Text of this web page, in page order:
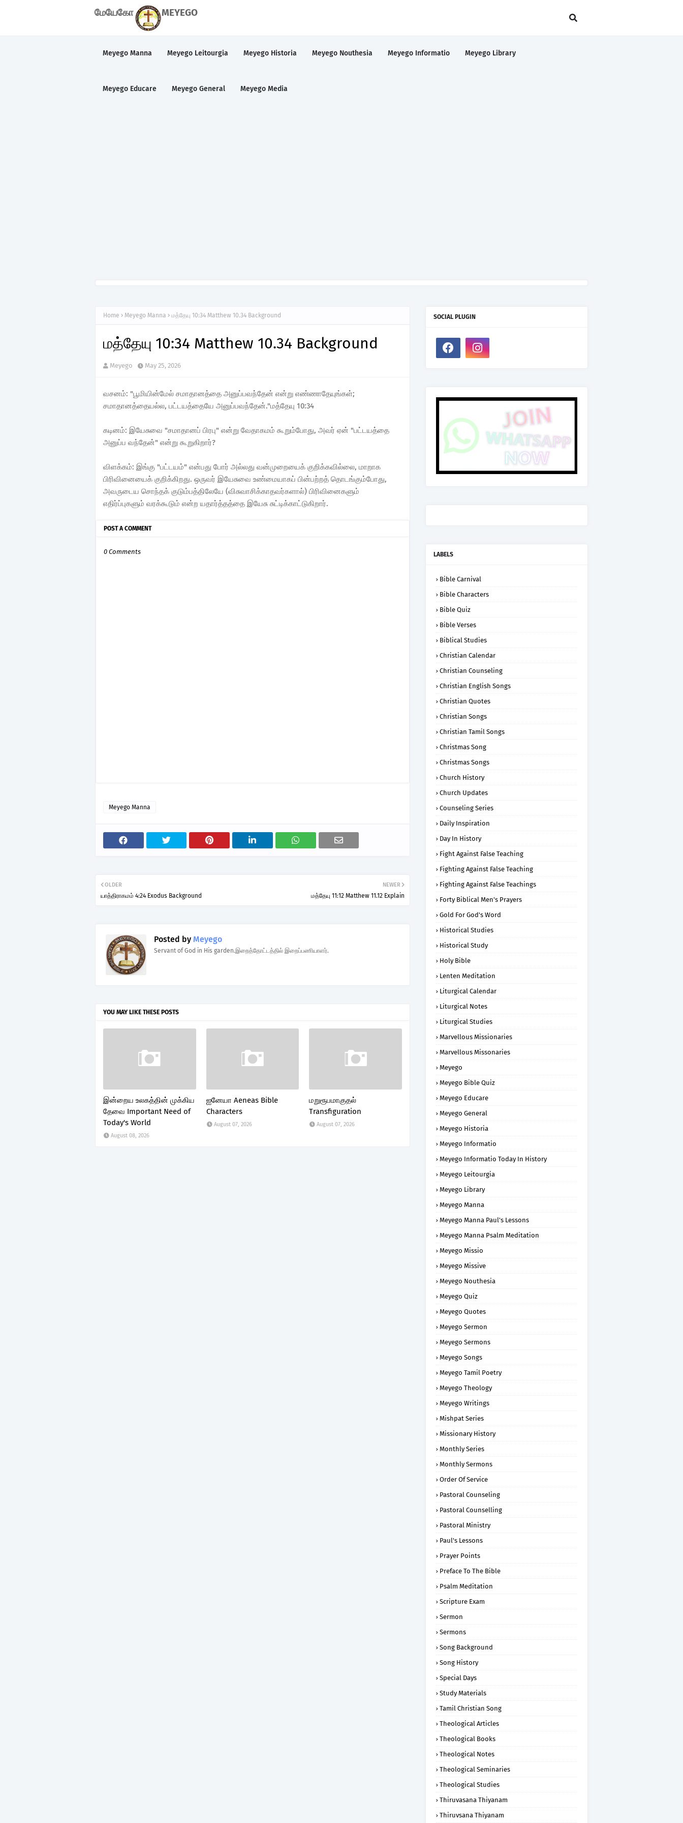
மேயேகோ MEYEGO
Meyego Manna Meyego Leitourgia Meyego Historia Meyego Nouthesia Meyego Informatio Meyego Library
Meyego Educare Meyego General Meyego Media
Home Meyego Manna மத்தேயு 10:34 Matthew 10.34 Background
மத்தேயு 10:34 Matthew 10.34 Background
Meyego May 25, 2026
வசனம்: "பூமியின்மேல் சமாதானத்தை அனுப்பவந்தேன் என்று எண்ணாதேயுங்கள்;
சமாதானத்தையல்ல, பட்டயத்தையே அனுப்பவந்தேன்."மத்தேயு 10:34
கடினம்: இயேசுவை "சமாதானப் பிரபு" என்று வேதாகமம் கூறும்போது, அவர் ஏன் "பட்டயத்தை
அனுப்ப வந்தேன்" என்று கூறுகிறார்?
விளக்கம்: இங்கு "பட்டயம்" என்பது போர் அல்லது வன்முறையைக் குறிக்கவில்லை, மாறாக
பிரிவினையைக் குறிக்கிறது. ஒருவர் இயேசுவை உண்மையாகப் பின்பற்றத் தொடங்கும்போது,
அவருடைய சொந்தக் குடும்பத்திலேயே (விசுவாசிக்காதவர்களால்) பிரிவினைகளும்
எதிர்ப்புகளும் வரக்கூடும் என்ற யதார்த்தத்தை இயேசு சுட்டிக்காட்டுகிறார்.
POST A COMMENT
0 Comments
Meyego Manna
NEWER
மத்தேயு 11:12 Matthew 11.12 Explain
OLDER
யாத்திராகமம் 4:24 Exodus Background
Posted by Meyego
Servant of God in His garden.இறைத்தோட்டத்தில் இறைப்பணியாளர்.
YOU MAY LIKE THESE POSTS
இன்றைய உலகத்தின் முக்கிய
தேவை Important Need of
Today's World
August 08, 2026
ஐனேயா Aeneas Bible
Characters
August 07, 2026
மறுரூபமாகுதல்
Transfiguration
August 07, 2026
SOCIAL PLUGIN
LABELS
Bible Carnival
Bible Characters
Bible Quiz
Bible Verses
Biblical Studies
Christian Calendar
Christian Counseling
Christian English Songs
Christian Quotes
Christian Songs
Christian Tamil Songs
Christmas Song
Christmas Songs
Church History
Church Updates
Counseling Series
Daily Inspiration
Day In History
Fight Against False Teaching
Fighting Against False Teaching
Fighting Against False Teachings
Forty Biblical Men's Prayers
Gold For God's Word
Historical Studies
Historical Study
Holy Bible
Lenten Meditation
Liturgical Calendar
Liturgical Notes
Liturgical Studies
Marvellous Missionaries
Marvellous Missonaries
Meyego
Meyego Bible Quiz
Meyego Educare
Meyego General
Meyego Historia
Meyego Informatio
Meyego Informatio Today In History
Meyego Leitourgia
Meyego Library
Meyego Manna
Meyego Manna Paul's Lessons
Meyego Manna Psalm Meditation
Meyego Missio
Meyego Missive
Meyego Nouthesia
Meyego Quiz
Meyego Quotes
Meyego Sermon
Meyego Sermons
Meyego Songs
Meyego Tamil Poetry
Meyego Theology
Meyego Writings
Mishpat Series
Missionary History
Monthly Series
Monthly Sermons
Order Of Service
Pastoral Counseling
Pastoral Counselling
Pastoral Ministry
Paul's Lessons
Prayer Points
Preface To The Bible
Psalm Meditation
Scripture Exam
Sermon
Sermons
Song Background
Song History
Special Days
Study Materials
Tamil Christian Song
Theological Articles
Theological Books
Theological Notes
Theological Seminaries
Theological Studies
Thiruvasana Thiyanam
Thiruvsana Thiyanam